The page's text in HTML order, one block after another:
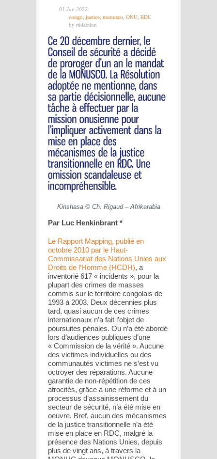
01 Jan 2022
congo justice monusco ONU RDC
by rédaction
Kinshasa © Ch. Rigaud – Afrikarabia
Par Luc Henkinbrant *
Le Rapport Mapping, publié en
octobre 2010 par le Haut-
Commissariat des Nations Unies aux
Droits de l’Homme (HCDH), a
inventorié 617 « incidents », pour la
plupart des crimes de masses
commis sur le territoire congolais de
1993 à 2003. Deux décennies plus
tard, quasi aucun de ces crimes
internationaux n’a fait l’objet de
poursuites pénales. Ou n’a été abordé
lors d’audiences publiques d’une
« Commission de la vérité ». Aucune
des victimes individuelles ou des
communautés victimes ne s’est vu
octroyer des réparations. Aucune
garantie de non-répétition de ces
atrocités, grâce à une réforme et à un
processus d’assainissement du
secteur de sécurité, n’a été mise en
oeuvre. Bref, aucun des mécanismes
de la justice transitionnelle n’a été
mise en place en RDC, malgré la
présence des Nations Unies, depuis
plus de vingt ans, à travers la